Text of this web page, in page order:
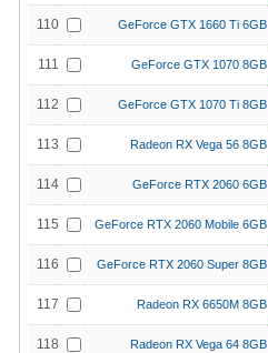
110 GeForce GTX 1660 Ti 6GB
111 GeForce GTX 1070 8GB
112 GeForce GTX 1070 Ti 8GB
113 Radeon RX Vega 56 8GB
114 GeForce RTX 2060 6GB
115 GeForce RTX 2060 Mobile 6GB
116 GeForce RTX 2060 Super 8GB
117 Radeon RX 6650M 8GB
118 Radeon RX Vega 64 8GB